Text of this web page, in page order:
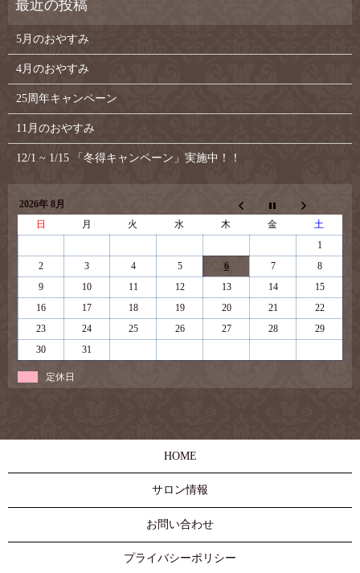
5月のおやすみ
4月のおやすみ
25周年キャンペーン
11月のおやすみ
12/1 ~ 1/15 「冬得キャンペーン」実施中！！
2026年 8月
日
月 火 水 木 金
土
1
2
3 4 5 6 7
8
9
10 11 12 13 14
15
16
17 18 19 20 21
22
23
24 25 26 27 28
29
30
31
定休日
HOME
サロン情報
お問い合わせ
プライバシーポリシー